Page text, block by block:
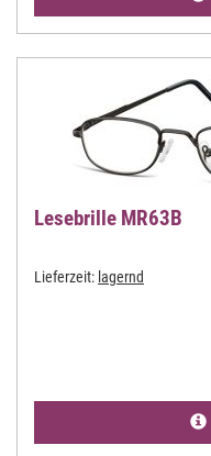
Lesebrille MR63B
Lieferzeit: lagernd